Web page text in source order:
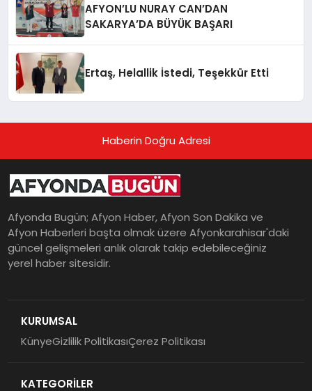
AFYON’LU NURAY CAN’DAN
SAKARYA’DA BÜYÜK BAŞARI
Ertaş, Helallik İstedi, Teşekkür Etti
Haberin Doğru Adresi
Afyonda Bugün; Afyon Haber, Afyon Son Dakika ve
Afyon Haberleri başta olmak üzere Afyonkarahisar'daki
güncel gelişmeleri anlık olarak takip edebileceğiniz
yerel haber sitesidir.
KURUMSAL
KünyeGizlilik PolitikasıÇerez Politikası
KATEGORİLER